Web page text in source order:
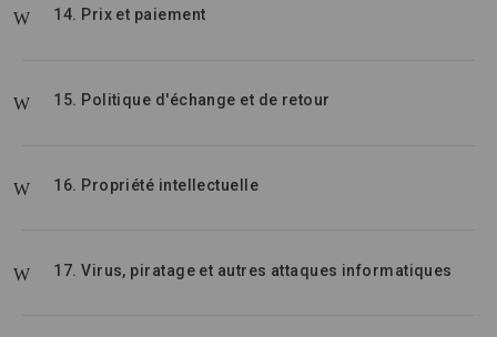
14. Prix et paiement
15. Politique d'échange et de retour
16. Propriété intellectuelle
17. Virus, piratage et autres attaques informatiques